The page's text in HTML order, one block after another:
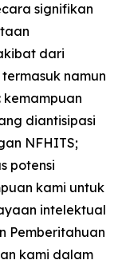
signifikan
dari
namun
diantisipasi
NFHITS;
potensi
kami untuk
intelektual
Pemberitahuan
kami dalam